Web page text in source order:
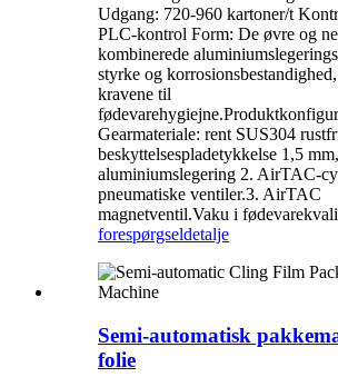
Udgang: 720-960 kartoner/t
PLC-kontrol Form: De øvre og
kombinerede
styrke og
kravene til
Gearmateriale: rent SUS304
beskyttelsespladetykkelse 1,5 mm,
aluminiumslegering 2. AirTAC-
pneumatiske ventiler.3. AirTAC
magnetventil.Vaku i
forespørgseldetalje
Semi-automatisk
folie